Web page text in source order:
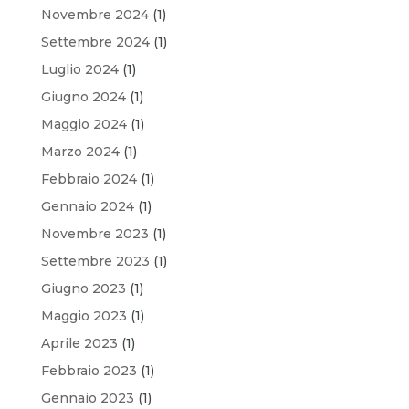
Novembre 2024(1)
Settembre 2024(1)
Luglio 2024(1)
Giugno 2024(1)
Maggio 2024(1)
Marzo 2024(1)
Febbraio 2024(1)
Gennaio 2024(1)
Novembre 2023 (1)
Settembre 2023 (1)
Giugno 2023 (1)
Maggio 2023 (1)
Aprile 2023 (1)
Febbraio 2023 (1)
Gennaio 2023 (1)